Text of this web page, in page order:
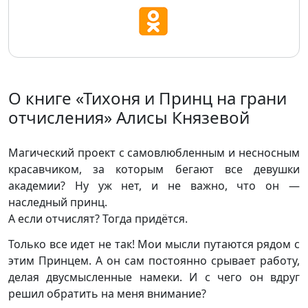
О книге «Тихоня и Принц на грани
отчисления» Алисы Князевой
Магический проект с самовлюбленным и несносным
красавчиком, за которым бегают все девушки
академии? Ну уж нет, и не важно, что он —
наследный принц.
А если отчислят? Тогда придётся.
Только все идет не так! Мои мысли путаются рядом с
этим Принцем. А он сам постоянно срывает работу,
делая двусмысленные намеки. И с чего он вдруг
решил обратить на меня внимание?